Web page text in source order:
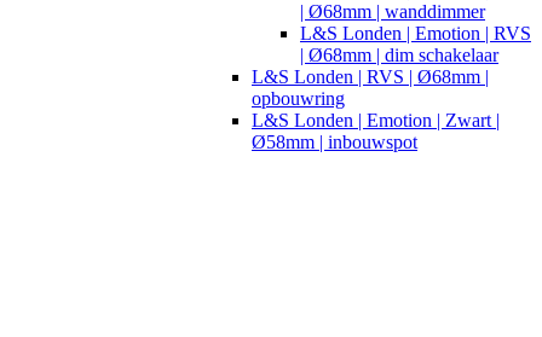
| Ø68mm | wanddimmer
L&S Londen | Emotion | RVS
| Ø68mm | dim schakelaar
L&S Londen | RVS | Ø68mm |
opbouwring
L&S Londen | Emotion | Zwart |
Ø58mm | inbouwspot